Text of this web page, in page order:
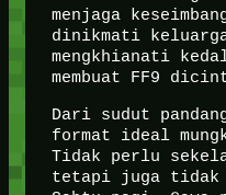
menjaga
dinikmati
mengkhianati
membuat FF9
Dari sudut
format ideal
Tidak perlu
tetapi juga tidak